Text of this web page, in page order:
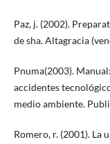
Paz, j. (2002).
de sha. Altagracia
Pnuma(2003).
accidentes
medio ambiente.
Romero, r. (2001). La